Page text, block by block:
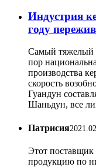
Индустрия
году
Самый тяжелый
пор
производства
скорость
Гуандун
Шаньдун, все
Патрисия
Этот поставщик
продукцию по